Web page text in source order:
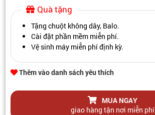
Quà tặng
Tặng chuột không dây, Balo.
Cài đặt phần mềm miễn phí.
Vệ sinh máy miễn phí định kỳ.
Thêm vào danh sách yêu thích
MUA NGAY
giao hàng tận nơi miễn phí